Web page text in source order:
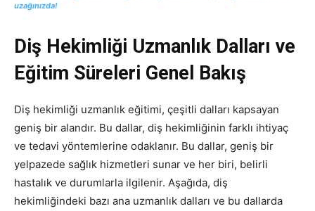
uzağınızda!
Diş Hekimliği Uzmanlık Dalları ve
Eğitim Süreleri Genel Bakış
Diş hekimliği uzmanlık eğitimi, çeşitli dalları kapsayan
geniş bir alandır. Bu dallar, diş hekimliğinin farklı ihtiyaç
ve tedavi yöntemlerine odaklanır. Bu dallar, geniş bir
yelpazede sağlık hizmetleri sunar ve her biri, belirli
hastalık ve durumlarla ilgilenir. Aşağıda, diş
hekimliğindeki bazı ana uzmanlık dalları ve bu dallarda